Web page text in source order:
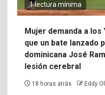
1 lectura mínima
Mujer demanda a los
que un bate lanzado
dominicana José
lesión cerebral
18 horas atrás Eddy